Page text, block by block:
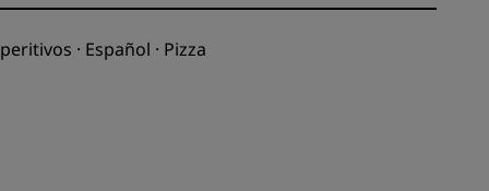
Consultar nuestros paquetes
· Español · Pizza